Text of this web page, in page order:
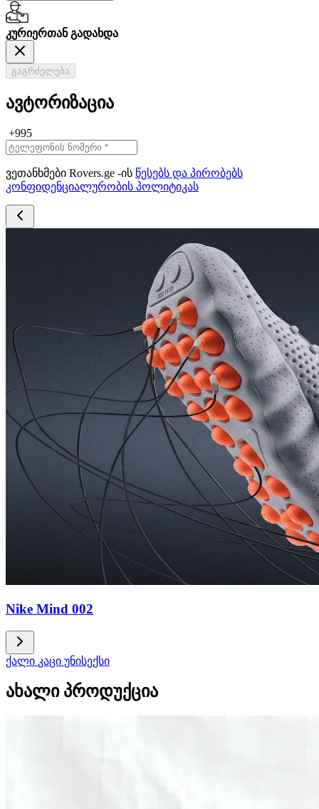
კურიერთან გადახდა
გაგრძელება
ავტორიზაცია
+995
ვეთანხმები Rovers.ge -ის წესებს და პირობებს
კონფიდენციალურობის პოლიტიკას
Nike Mind 002
ქალი კაცი უნისექსი
ახალი პროდუქცია